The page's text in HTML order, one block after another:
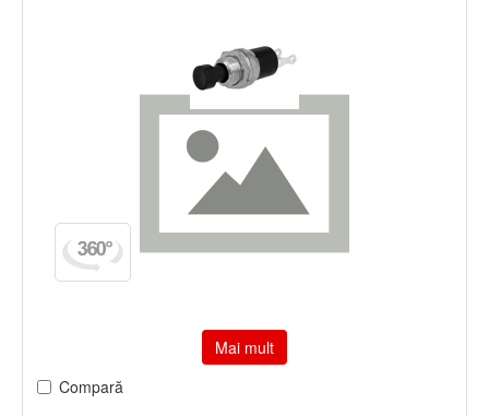
Mai mult
Compară